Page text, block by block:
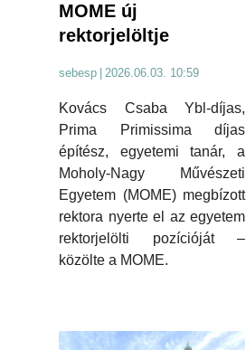
MOME új
rektorjelöltje
sebesp 2026.06.03. 10:59
Kovács Csaba Ybl-díjas,
Prima Primissima díjas
építész, egyetemi tanár, a
Moholy-Nagy Művészeti
Egyetem (MOME) megbízott
rektora nyerte el az egyetem
rektorjelölti pozícióját –
közölte a MOME.